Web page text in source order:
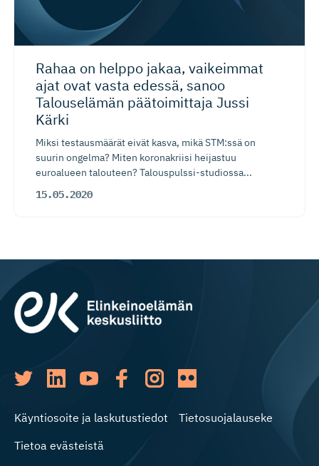
Rahaa on helppo jakaa, vaikeimmat
ajat ovat vasta edessä, sanoo
Talouselämän päätoimittaja Jussi
Kärki
Miksi testausmäärät eivät kasva, mikä STM:ssä on
suurin ongelma? Miten koronakriisi heijastuu
euroalueen talouteen? Talouspulssi-studiossa...
15.05.2020
Käyntiosoite ja laskutustiedot
Tietosuojalauseke
Tietoa evästeistä